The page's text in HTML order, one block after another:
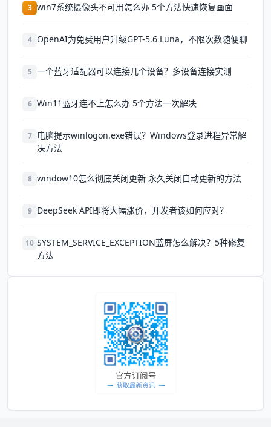
3 win7系统摄像头不可用怎么办 5个方法快速恢复画面
4 OpenAI为免费用户升级GPT-5.6 Luna，不限次数随便聊
5 一个蓝牙适配器可以连接几个设备？多设备连接实测
6 Win11蓝牙连不上怎么办 5个方法一次解决
7 电脑提示winlogon.exe错误？Windows登录进程异常解
决方法
8 window10怎么彻底关闭更新 永久关闭自动更新的方法
9 DeepSeek API即将大幅涨价，开发者该如何应对？
10 SYSTEM_SERVICE_EXCEPTION蓝屏怎么解决？5种修复
方法